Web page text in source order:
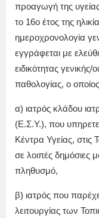
προαγωγή της
το 16ο έτος της
ημεροχρονολογία
εγγράφεται με
ειδικότητας γενικής/
παθολογίας, ο οποίος
α) ιατρός κλάδου
(Ε.Σ.Υ.), που
Κέντρα Υγείας, στις
σε λοιπές
πληθυσμό,
β) ιατρός που
λειτουργίας των